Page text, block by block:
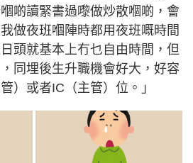
啲讀緊書過嚟做炒散嗰啲，會
做夜班嗰陣時都用夜班嘅時間
頭就基本上冇乜自由時間，但
同埋後生升職機會好大，好容
）或者IC（主管）位。」